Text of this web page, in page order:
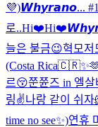
💜)𝙒𝙝𝙮𝙧𝙖𝙣𝙤...
로..Hi❤️Hi❤️
늘은 불금😉혁모
(Costa
르😚쭌쮼즈 in 엘
링✌️나랑 같이 쉬자
time no see✨)연휴